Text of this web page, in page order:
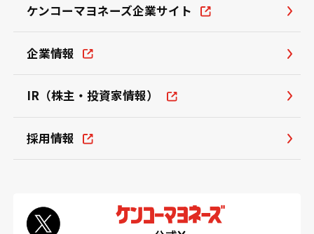
ケンコーマヨネーズ企業サイト
企業情報
IR（株主・投資家情報）
採用情報